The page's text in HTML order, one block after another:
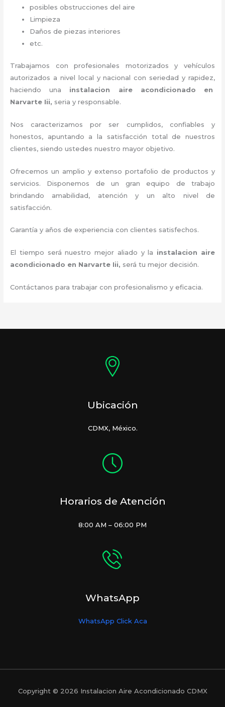
posibles obstrucciones del aire
Limpieza
Daños de piezas interiores
etc.
Trabajamos con profesionales motorizados y vehículos
autorizados a nivel local y nacional con seriedad y rapidez,
haciendo una instalacion aire acondicionado en
Narvarte Iii, seria y responsable.
Nos caracterizamos por ser cumplidos, confiables y
honestos, apuntando a la satisfacción total de nuestros
clientes, siendo ustedes nuestro mayor objetivo.
Ofrecemos un amplio y extenso portafolio de productos y
servicios. Disponemos de un gran equipo de trabajo
brindando amabilidad, atención y un alto nivel de
satisfacción.
Garantía y años de experiencia con clientes satisfechos.
El tiempo será nuestro mejor aliado y la instalacion aire
acondicionado en Narvarte Iii, será tu mejor decisión.
Contáctanos para trabajar con profesionalismo y eficacia.
Ubicación
CDMX, México.
Horarios de Atención
8:00 AM – 06:00 PM
WhatsApp
WhatsApp Click Aca
Copyright © 2026 Instalacion Aire Acondicionado CDMX